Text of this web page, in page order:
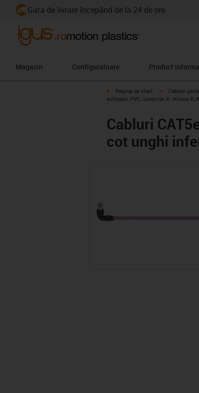
Gata de livrare începând de la 24 de ore
Magazin Configuratoare Product
igus-icon-arrow-right
Pagina de start igus-icon-
Cabluri
echipate, PVC, conector A: Hirose
Cabluri
cot unghi